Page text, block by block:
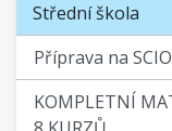
Střední škola
Příprava na
KOMPLETNÍ